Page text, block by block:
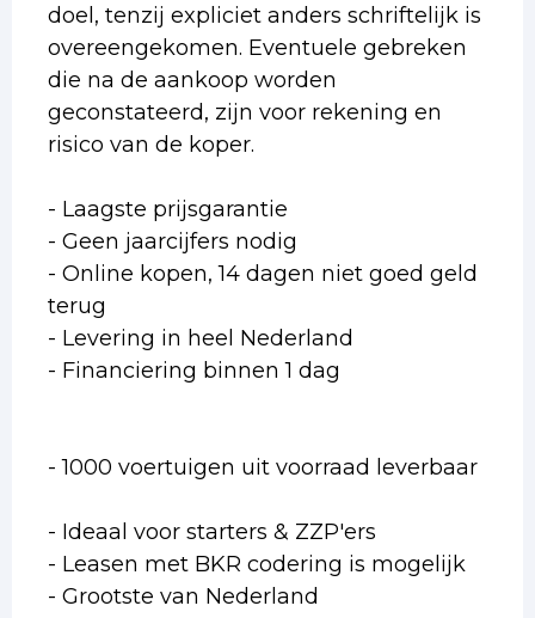
doel, tenzij expliciet anders schriftelijk is
overeengekomen. Eventuele gebreken
die na de aankoop worden
geconstateerd, zijn voor rekening en
risico van de koper.
- Laagste prijsgarantie
- Geen jaarcijfers nodig
- Online kopen, 14 dagen niet goed geld
terug
- Levering in heel Nederland
- Financiering binnen 1 dag
- 1000 voertuigen uit voorraad leverbaar
- Ideaal voor starters & ZZP'ers
- Leasen met BKR codering is mogelijk
- Grootste van Nederland